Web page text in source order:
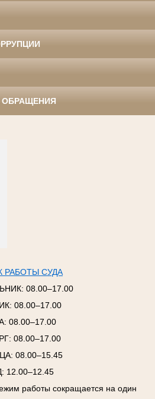
ОБРАЩЕНИЯ
РАБОТЫ СУДА
08.00–17.00
08.00–17.00
08.00–17.00
08.00–17.00
08.00–15.45
12.00–12.45
работы сокращается на один